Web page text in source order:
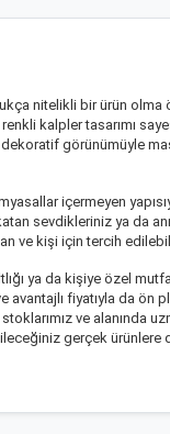
nitelikli bir ürün olma
kalpler tasarımı
görünümüyle
içermeyen
sevdikleriniz ya da
ve kişi için tercih
ya da kişiye özel
avantajlı fiyatıyla da ön
ve alanında
gerçek